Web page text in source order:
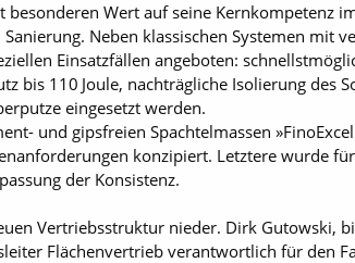
Wert auf seine Kernkompetenz
Neben klassischen Systemen mit
Einsatzfällen angeboten:
bis 110 Joule, nachträgliche Isolierung des
eingesetzt werden.
und gipsfreien Spachtelmassen
konzipiert. Letztere wurde
der Konsistenz.
Vertriebsstruktur nieder. Dirk Gutowski,
Flächenvertrieb verantwortlich für den